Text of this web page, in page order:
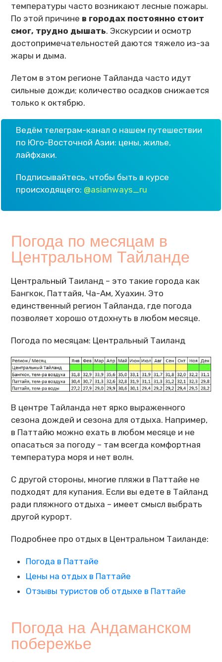
температуры часто возникают лесные пожары.
По этой причине в городах постоянно стоит
смог, трудно дышать. Экскурсии и осмотр
достопримечательностей даются тяжело из-за
жары и дыма.
Летом в этом регионе Тайланда часто идут
сильные дожди; количество осадков снижается
только к октябрю.
Ведём телеграм-канал о нашем путешествии
по Юго-Восточной Азии: цены, жилье,
лайфхаки.
Подписывайтесь, чтобы быть в курсе
происходящего: @asianways_ru
Погода по месяцам в
Центральном Тайланде
Центральный Таиланд – это такие города как
Бангкок, Паттайя, Ча-Ам, Хуахин. Это
единственный регион Тайланда, где погода
позволяет хорошо отдохнуть в любом месяце.
Погода по месяцам: Центральный Таиланд
В центре Тайланда нет ярко выраженного
сезона дождей и сезона для отдыха. Например,
в Паттайю можно ехать в любом месяце и не
опасаться за погоду – там всегда комфортная
температура моря и нет волн.
С другой стороны, многие пляжи в Паттайе не
подходят для купания. Если вы едете в Тайланд
ради пляжного отдыха – имеет смысл выбрать
другой курорт.
Подробнее про отдых в Центральном Таиланде:
Погода в Паттайе
Цены на отдых в Паттайе
Отзывы туристов об отдыхе в Паттайе
Погода на Андаманском
побережье